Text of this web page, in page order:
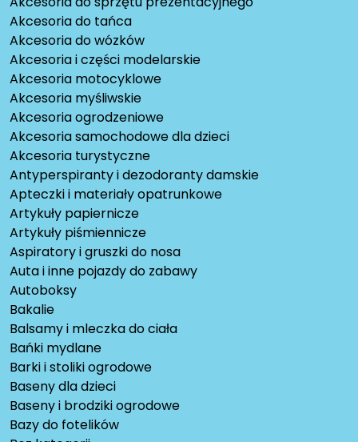
Akcesoria do tańca
Akcesoria do wózków
Akcesoria i części modelarskie
Akcesoria motocyklowe
Akcesoria myśliwskie
Akcesoria ogrodzeniowe
Akcesoria samochodowe dla dzieci
Akcesoria turystyczne
Antyperspiranty i dezodoranty damskie
Apteczki i materiały opatrunkowe
Artykuły papiernicze
Artykuły piśmiennicze
Aspiratory i gruszki do nosa
Auta i inne pojazdy do zabawy
Autoboksy
Bakalie
Balsamy i mleczka do ciała
Bańki mydlane
Barki i stoliki ogrodowe
Baseny dla dzieci
Baseny i brodziki ogrodowe
Bazy do fotelików